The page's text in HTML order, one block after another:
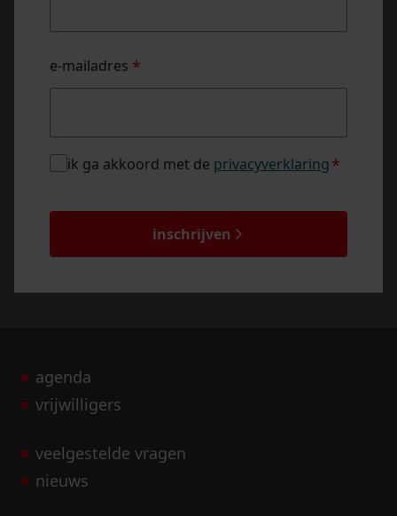
e-mailadres *
privacybeleid
ik ga akkoord met de privacyverklaring*
inschrijven
agenda
vrijwilligers
veelgestelde vragen
nieuws